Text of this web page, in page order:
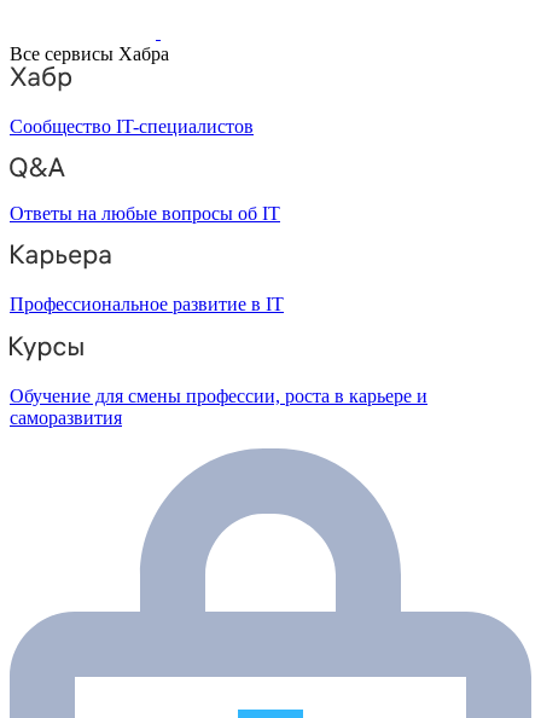
Все сервисы Хабра
Сообщество IT-специалистов
Ответы на любые вопросы об IT
Профессиональное развитие в IT
Обучение для смены профессии, роста в карьере и
саморазвития